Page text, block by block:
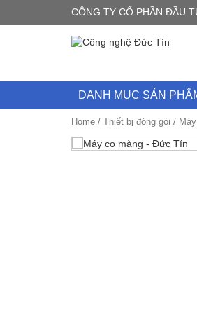
CÔNG TY CỔ PHẦN ĐẦU
DANH MỤC SẢN
Home / Thiết bị đóng gói /